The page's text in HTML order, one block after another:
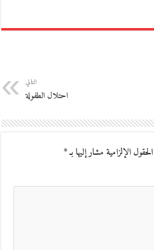
التالي
احتلال الطفولة
الحقول الإلزامية مشار إليها بـ*